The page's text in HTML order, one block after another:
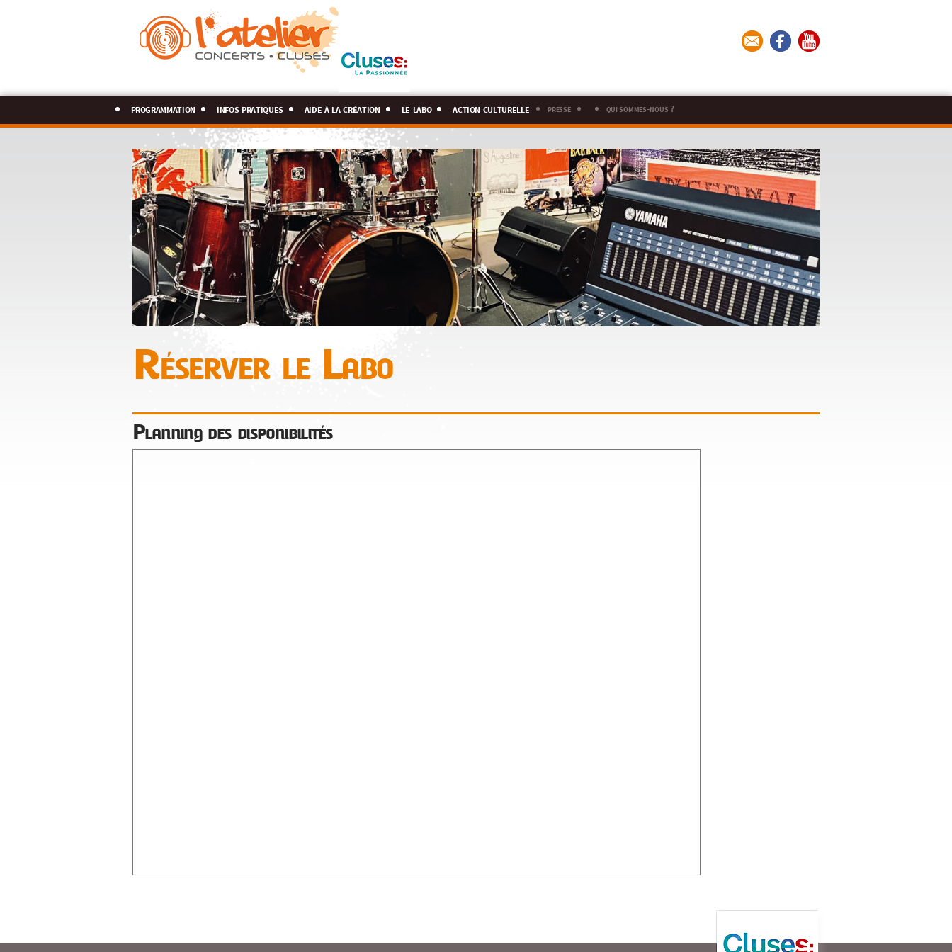
programmation infos pratiques aide à la création le labo action culturelle presse qui sommes-nous ?
Réserver le Labo
Planning des disponibilités